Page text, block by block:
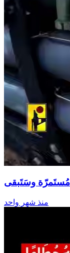
منذ شهر واحد